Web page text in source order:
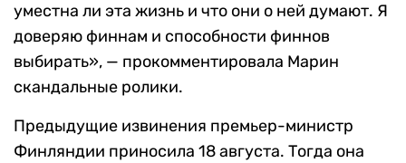
уместна ли эта жизнь и что они о ней думают. Я
доверяю финнам и способности финнов
выбирать», — прокомментировала Марин
скандальные ролики.
Предыдущие извинения премьер-министр
Финляндии приносила 18 августа. Тогда она